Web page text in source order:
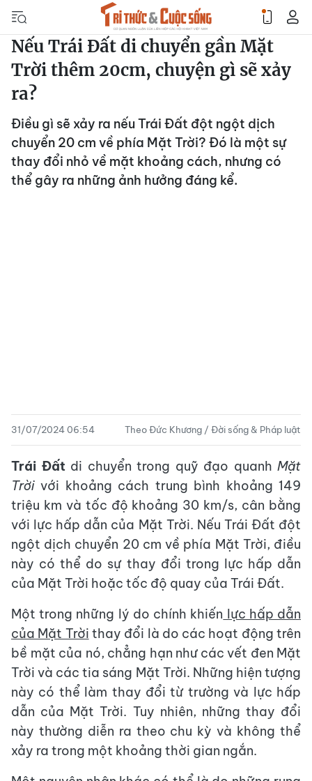
Nếu Trái Đất di chuyển gần Mặt
Trời thêm 20cm, chuyện gì sẽ xảy
ra?
Điều gì sẽ xảy ra nếu Trái Đất đột ngột dịch
chuyển 20 cm về phía Mặt Trời? Đó là một sự
thay đổi nhỏ về mặt khoảng cách, nhưng có
thể gây ra những ảnh hưởng đáng kể.
31/07/2024 06:54 Theo Đức Khương / Đời sống & Pháp luật
Trái Đất di chuyển trong quỹ đạo quanh Mặt
Trời với khoảng cách trung bình khoảng 149
triệu km và tốc độ khoảng 30 km/s, cân bằng
với lực hấp dẫn của Mặt Trời. Nếu Trái Đất đột
ngột dịch chuyển 20 cm về phía Mặt Trời, điều
này có thể do sự thay đổi trong lực hấp dẫn
của Mặt Trời hoặc tốc độ quay của Trái Đất.
Một trong những lý do chính khiến lực hấp dẫn
của Mặt Trời thay đổi là do các hoạt động trên
bề mặt của nó, chẳng hạn như các vết đen Mặt
Trời và các tia sáng Mặt Trời. Những hiện tượng
này có thể làm thay đổi từ trường và lực hấp
dẫn của Mặt Trời. Tuy nhiên, những thay đổi
này thường diễn ra theo chu kỳ và không thể
xảy ra trong một khoảng thời gian ngắn.